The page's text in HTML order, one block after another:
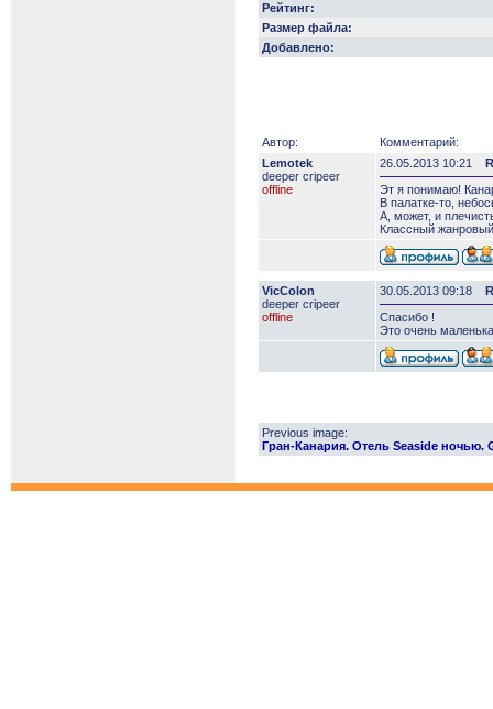
Рейтинг:
Размер файла:
Добавлено:
Автор:
Комментарий:
Lemotek
deeper сripeer
offline
26.05.2013 10:21
Эт я понимаю!
В палатке-то,
А, может, и
Классный
VicColon
deeper сripeer
offline
30.05.2013 09:18
Спасибо !
Это очень
Previous image:
Гран-Канария. Отель Seaside ночью.